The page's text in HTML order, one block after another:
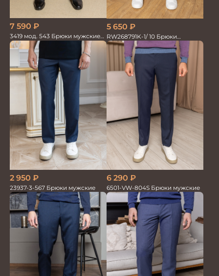
7 590 ₽
3419 мод. 543 Брюки мужские
трикотажные
5 650 ₽
RW268791K-1/ 10 Брюки
мужские т.син. 100% Лён
2 950 ₽
23937-3-567 Брюки мужские
6 290 ₽
6501-VW-804S Брюки мужские